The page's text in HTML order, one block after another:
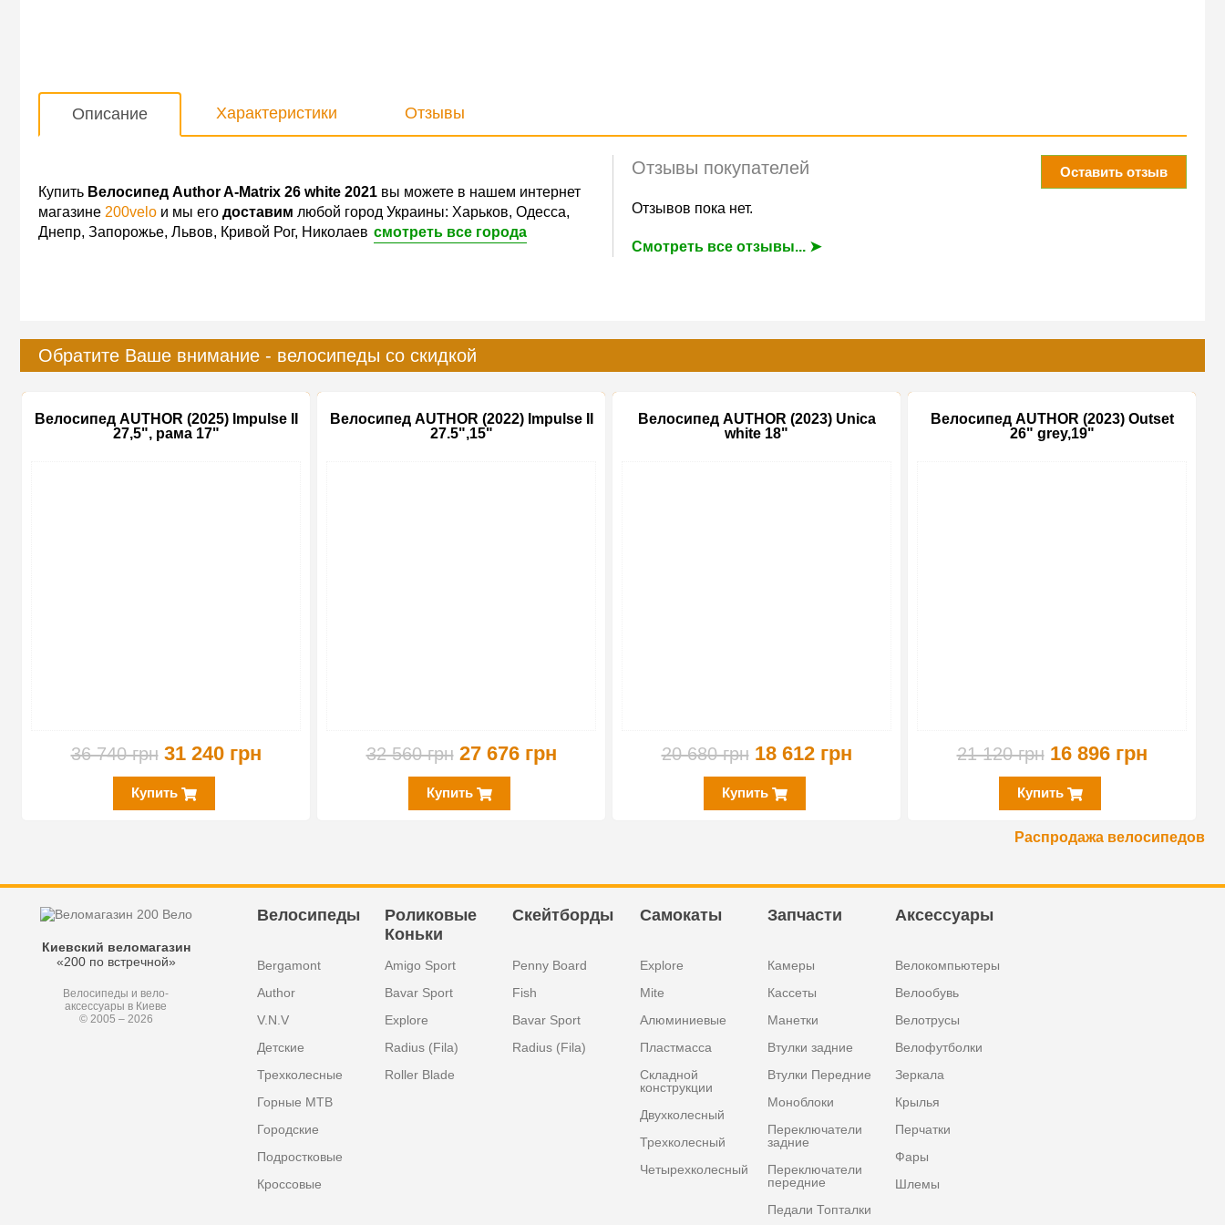
Описание Характеристики Отзывы
Оставить отзыв
Отзывы покупателей
Отзывов пока нет.
Смотреть все отзывы... ➤
Купить Велосипед Author A-Matrix 26 white 2021 вы можете в нашем интернет
магазине 200velo и мы его доставим любой город Украины: Харьков, Одесса,
Днепр, Запорожье, Львов, Кривой Рог, Николаев смотреть все города
Обратите Ваше внимание - велосипеды со скидкой
Велосипед AUTHOR (2025) Impulse II
27,5", рама 17"
36 740 грн 31 240 грн
Купить
Велосипед AUTHOR (2022) Impulse II
27.5",15"
32 560 грн 27 676 грн
Купить
Велосипед AUTHOR (2023) Unica
white 18"
20 680 грн 18 612 грн
Купить
Велосипед AUTHOR (2023) Outset
26" grey,19"
21 120 грн 16 896 грн
Купить
Распродажа велосипедов
Киевский веломагазин
«200 по встречной»
Велосипеды и вело-
аксессуары в Киеве
© 2005 – 2026
Велосипеды
Bergamont
Author
V.N.V
Детские
Трехколесные
Горные MTB
Городские
Подростковые
Кроссовые
Роликовые
Коньки
Amigo Sport
Bavar Sport
Explore
Radius (Fila)
Roller Blade
Скейтборды
Penny Board
Fish
Bavar Sport
Radius (Fila)
Самокаты
Explore
Mite
Алюминиевые
Пластмасса
Складной
конструкции
Двухколесный
Трехколесный
Четырехколесный
Запчасти
Камеры
Кассеты
Манетки
Втулки задние
Втулки Передние
Моноблоки
Переключатели
задние
Переключатели
передние
Педали Топталки
Аксессуары
Велокомпьютеры
Велообувь
Велотрусы
Велофутболки
Зеркала
Крылья
Перчатки
Фары
Шлемы